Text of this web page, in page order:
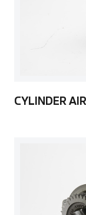
CYLINDER